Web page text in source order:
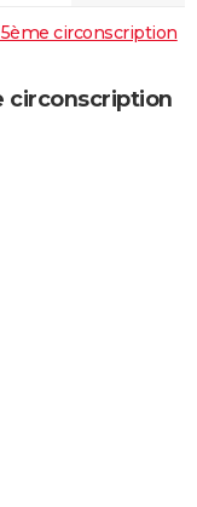
circonscription
circonscription